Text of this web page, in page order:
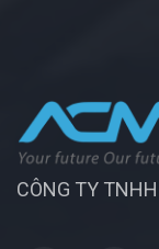
CÔNG TY